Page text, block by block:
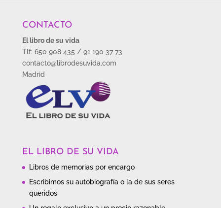
CONTACTO
El libro de su vida
Tlf: 650 908 435 / 91 190 37 73
contacto@librodesuvida.com
Madrid
EL LIBRO DE SU VIDA
Libros de memorias por encargo
Escribimos su autobiografía o la de sus seres
queridos